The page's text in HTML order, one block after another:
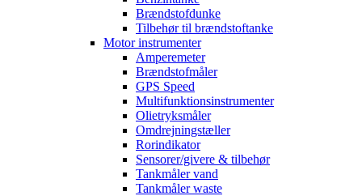
Brændstofdunke
Tilbehør til brændstoftanke
Motor instrumenter
Amperemeter
Brændstofmåler
GPS Speed
Multifunktionsinstrumenter
Olietryksmåler
Omdrejningstæller
Rorindikator
Sensorer/givere & tilbehør
Tankmåler vand
Tankmåler waste